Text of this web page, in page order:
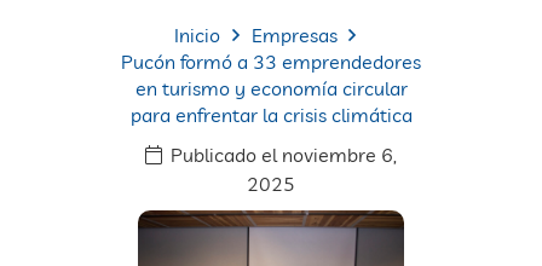
Inicio
Empresas
Pucón formó a 33 emprendedores
en turismo y economía circular
para enfrentar la crisis climática
Publicado el noviembre 6,
2025